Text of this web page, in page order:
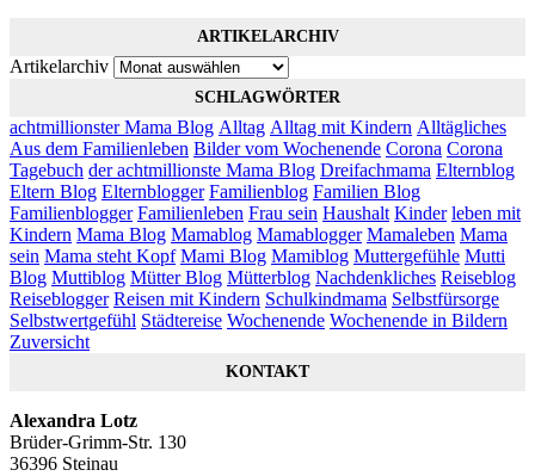
ARTIKELARCHIV
Artikelarchiv
SCHLAGWÖRTER
achtmillionster Mama Blog Alltag Alltag mit Kindern Alltägliches
Aus dem Familienleben Bilder vom Wochenende Corona Corona
Tagebuch der achtmillionste Mama Blog Dreifachmama Elternblog
Eltern Blog Elternblogger Familienblog Familien Blog
Familienblogger Familienleben Frau sein Haushalt Kinder leben mit
Kindern Mama Blog Mamablog Mamablogger Mamaleben Mama
sein Mama steht Kopf Mami Blog Mamiblog Muttergefühle Mutti
Blog Muttiblog Mütter Blog Mütterblog Nachdenkliches Reiseblog
Reiseblogger Reisen mit Kindern Schulkindmama Selbstfürsorge
Selbstwertgefühl Städtereise Wochenende Wochenende in Bildern
Zuversicht
KONTAKT
Alexandra Lotz
Brüder-Grimm-Str. 130
36396 Steinau